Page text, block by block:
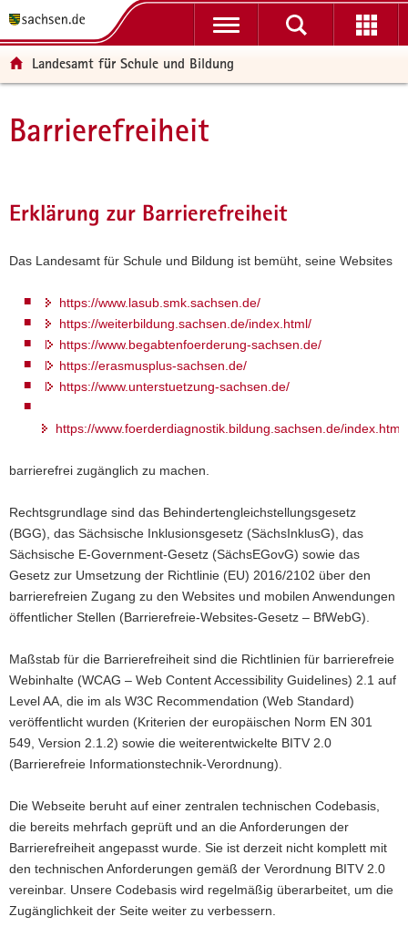
t
ü
g
e
e
n
d
e
N
i
a
t
i
o
n
t
n
g
t
o
n
p
n
t
t
-
e
c
Landesamt für Schule und Bildung
Hauptinhalt
Barrierefreiheit
Erklärung zur Barrierefreiheit
Das Landesamt für Schule und Bildung ist bemüht, seine Websites
https://www.lasub.smk.sachsen.de/
https://weiterbildung.sachsen.de/index.html/
https://www.begabtenfoerderung-sachsen.de/
https://erasmusplus-sachsen.de/
https://www.unterstuetzung-sachsen.de/
https://www.foerderdiagnostik.bildung.sachsen.de/index.html
barrierefrei zugänglich zu machen.
Rechtsgrundlage sind das Behindertengleichstellungsgesetz
(BGG), das Sächsische Inklusionsgesetz (SächsInklusG), das
Sächsische E-Government-Gesetz (SächsEGovG) sowie das
Gesetz zur Umsetzung der Richtlinie (EU) 2016/2102 über den
barrierefreien Zugang zu den Websites und mobilen Anwendungen
öffentlicher Stellen (Barrierefreie-Websites-Gesetz – BfWebG).
Maßstab für die Barrierefreiheit sind die Richtlinien für barrierefreie
Webinhalte (WCAG – Web Content Accessibility Guidelines) 2.1 auf
Level AA, die im als W3C Recommendation (Web Standard)
veröffentlicht wurden (Kriterien der europäischen Norm EN 301
549, Version 2.1.2) sowie die weiterentwickelte BITV 2.0
(Barrierefreie Informationstechnik-Verordnung).
Die Webseite beruht auf einer zentralen technischen Codebasis,
die bereits mehrfach geprüft und an die Anforderungen der
Barrierefreiheit angepasst wurde. Sie ist derzeit nicht komplett mit
den technischen Anforderungen gemäß der Verordnung BITV 2.0
vereinbar. Unsere Codebasis wird regelmäßig überarbeitet, um die
Zugänglichkeit der Seite weiter zu verbessern.